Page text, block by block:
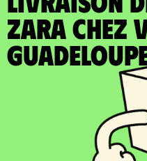
ZARA chez